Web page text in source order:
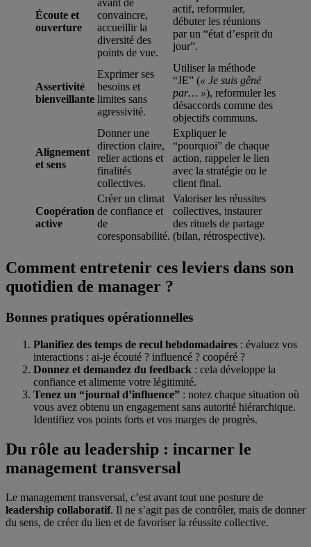
Écoute et
ouverture
avant de
convaincre,
accueillir la
diversité des
points de vue.
actif, reformuler,
débuter les réunions
par un “état d’esprit du
jour”.
Assertivité
bienveillante
Exprimer ses
besoins et
limites sans
agressivité.
Utiliser la méthode
“JE” (« Je suis gêné
par… »), reformuler les
désaccords comme des
objectifs communs.
Alignement
et sens
Donner une
direction claire,
relier actions et
finalités
collectives.
Expliquer le
“pourquoi” de chaque
action, rappeler le lien
avec la stratégie ou le
client final.
Coopération
active
Créer un climat
de confiance et
de
coresponsabilité.
Valoriser les réussites
collectives, instaurer
des rituels de partage
(bilan, rétrospective).
Comment entretenir ces leviers dans son
quotidien de manager ?
Bonnes pratiques opérationnelles
Planifiez des temps de recul hebdomadaires : évaluez vos
interactions : ai-je écouté ? influencé ? coopéré ?
Donnez et demandez du feedback : cela développe la
confiance et alimente votre légitimité.
Tenez un “journal d’influence” : notez chaque situation où
vous avez obtenu un engagement sans autorité hiérarchique.
Identifiez vos points forts et vos marges de progrès.
Du rôle au leadership : incarner le
management transversal
Le management transversal, c’est avant tout une posture de
leadership collaboratif. Il ne s’agit pas de contrôler, mais de donner
du sens, de créer du lien et de favoriser la réussite collective.